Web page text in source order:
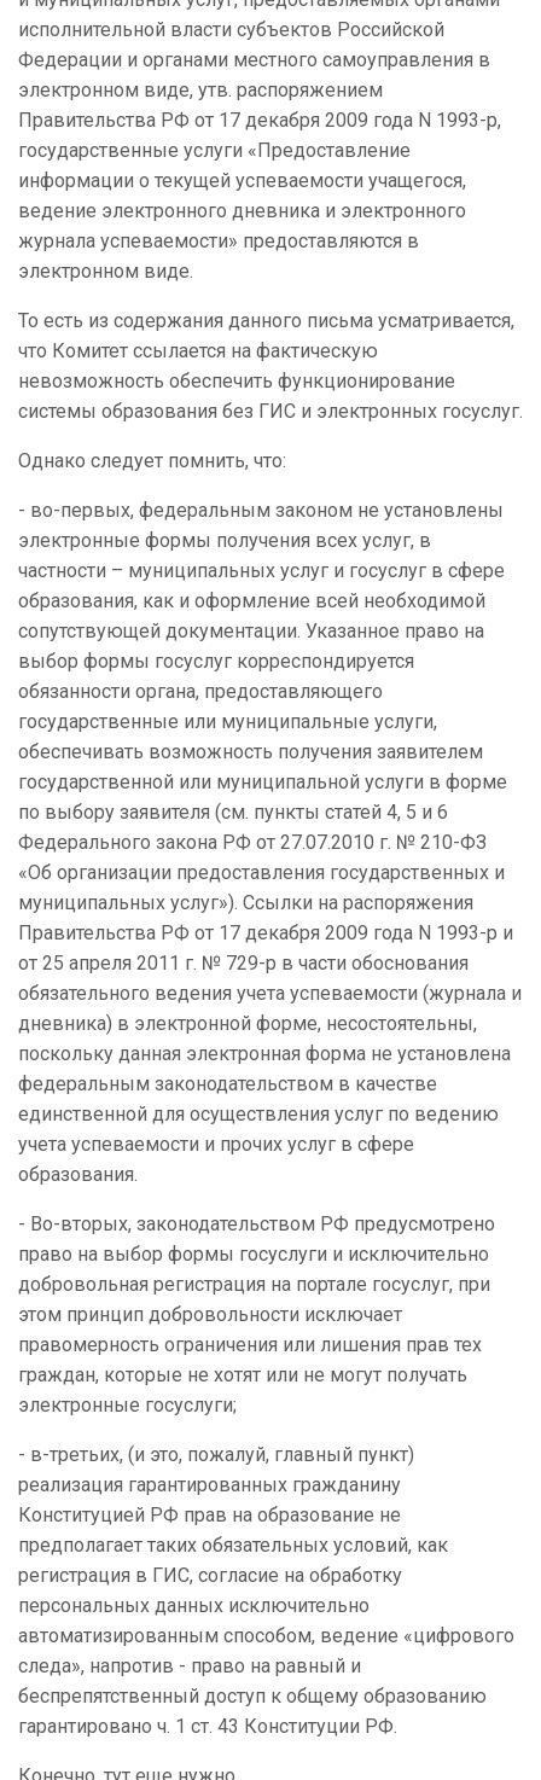
исполнительной власти субъектов Российской
Федерации и органами местного самоуправления в
электронном виде, утв. распоряжением
Правительства РФ от 17 декабря 2009 года N 1993-р,
государственные услуги «Предоставление
информации о текущей успеваемости учащегося,
ведение электронного дневника и электронного
журнала успеваемости» предоставляются в
электронном виде.
То есть из содержания данного письма усматривается,
что Комитет ссылается на фактическую
невозможность обеспечить функционирование
системы образования без ГИС и электронных госуслуг.
Однако следует помнить, что:
- во-первых, федеральным законом не установлены
электронные формы получения всех услуг, в
частности – муниципальных услуг и госуслуг в сфере
образования, как и оформление всей необходимой
сопутствующей документации. Указанное право на
выбор формы госуслуг корреспондируется
обязанности органа, предоставляющего
государственные или муниципальные услуги,
обеспечивать возможность получения заявителем
государственной или муниципальной услуги в форме
по выбору заявителя (см. пункты статей 4, 5 и 6
Федерального закона РФ от 27.07.2010 г. № 210-ФЗ
«Об организации предоставления государственных и
муниципальных услуг»). Ссылки на распоряжения
Правительства РФ от 17 декабря 2009 года N 1993-р и
от 25 апреля 2011 г. № 729-р в части обоснования
обязательного ведения учета успеваемости (журнала и
дневника) в электронной форме, несостоятельны,
поскольку данная электронная форма не установлена
федеральным законодательством в качестве
единственной для осуществления услуг по ведению
учета успеваемости и прочих услуг в сфере
образования.
- Во-вторых, законодательством РФ предусмотрено
право на выбор формы госуслуги и исключительно
добровольная регистрация на портале госуслуг, при
этом принцип добровольности исключает
правомерность ограничения или лишения прав тех
граждан, которые не хотят или не могут получать
электронные госуслуги;
- в-третьих, (и это, пожалуй, главный пункт)
реализация гарантированных гражданину
Конституцией РФ прав на образование не
предполагает таких обязательных условий, как
регистрация в ГИС, согласие на обработку
персональных данных исключительно
автоматизированным способом, ведение «цифрового
следа», напротив - право на равный и
беспрепятственный доступ к общему образованию
гарантировано ч. 1 ст. 43 Конституции РФ.